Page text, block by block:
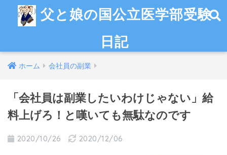
父と娘の国公立医学部受験
日記
ホーム 会社員の副業
「会社員は副業したいわけじゃない」給
料上げろ！と嘆いても無駄なのです
2020/10/26 2020/12/06